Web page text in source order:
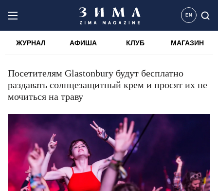
EN
ЖУРНАЛ АФИША КЛУБ МАГАЗИН
Посетителям Glastonbury будут бесплатно
раздавать солнцезащитный крем и просят их не
мочиться на траву